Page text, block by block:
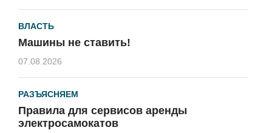
ВЛАСТЬ
Машины не ставить!
07.08.2026
РАЗЪЯСНЯЕМ
Правила для сервисов аренды
электросамокатов